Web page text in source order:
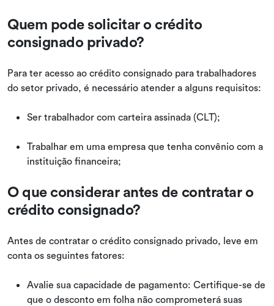
Quem pode solicitar o crédito
consignado privado?
Para ter acesso ao crédito consignado para trabalhadores
do setor privado, é necessário atender a alguns requisitos:
Ser trabalhador com carteira assinada (CLT);
Trabalhar em uma empresa que tenha convênio com a
instituição financeira;
O que considerar antes de contratar o
crédito consignado?
Antes de contratar o crédito consignado privado, leve em
conta os seguintes fatores:
Avalie sua capacidade de pagamento: Certifique-se de
que o desconto em folha não comprometerá suas